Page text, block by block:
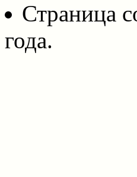
Страница
года.